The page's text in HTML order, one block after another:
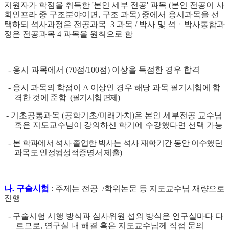
지원자가 학점을 취득한 '본인 세부 전공' 과목 (본인 전공이 사
회인프라 중 구조분야이면, 구조 과목) 중에서 응시과목을 선
택하되 석사과정은 전공과목 3 과목 / 박사 및 석ㆍ박사통합과
정은 전공과목 4 과목을 원칙으로 함
- 응시 과목에서 (70점/100점) 이상을 득점한 경우 합격
- 응시 과목의 학점이 A 이상인 경우 해당 과목 필기시험에 합
격한 것에 준함 (필기시험 면제 )
- 기초공통과목 (공학기초/미래가치 )은 본인 세부전공 교수님
혹은 지도교수님이 강의하신 학기에 수강했다면 선택 가능
- 본 학과에서 석사 졸업한 박사는 석사 재학기간 동안 이수했던
과목도 인정됨성적증명서 제출)
나. 구술시험 : 주제는 전공 /학위논문 등 지도교수님 재량으로
진행
- 구술시험 시행 방식과 심사위원 섭외 방식은 연구실마다 다
르므로, 연구실 내 해결 혹은 지도교수님께 직접 문의